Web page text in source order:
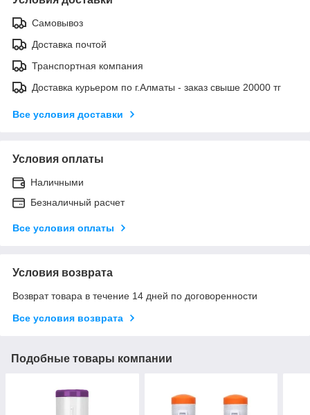
Самовывоз
Доставка почтой
Транспортная компания
Доставка курьером по г.Алматы - заказ свыше 20000 тг
Все условия доставки
Условия оплаты
Наличными
Безналичный расчет
Все условия оплаты
Условия возврата
Возврат товара в течение 14 дней по договоренности
Все условия возврата
Подобные товары компании